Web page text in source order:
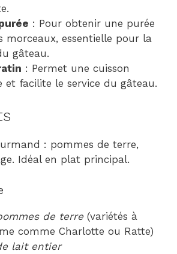
: Pour obtenir une purée
morceaux, essentielle pour la
gâteau.
: Permet une cuisson
et facilite le service du gâteau.
: pommes de terre,
Idéal en plat principal.
de terre (variétés à
comme Charlotte ou Ratte)
lait entier